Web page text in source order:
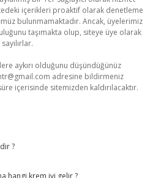
içerikleri proaktif olarak denetleme
bulunmamaktadır. Ancak, üyelerimiz
taşımakta olup, siteye üye olarak
aykırı olduğunu düşündüğünüz
adresine bildirmeniz
içerisinde sitemizden kaldırılacaktır.
?
hangi krem iyi gelir ?